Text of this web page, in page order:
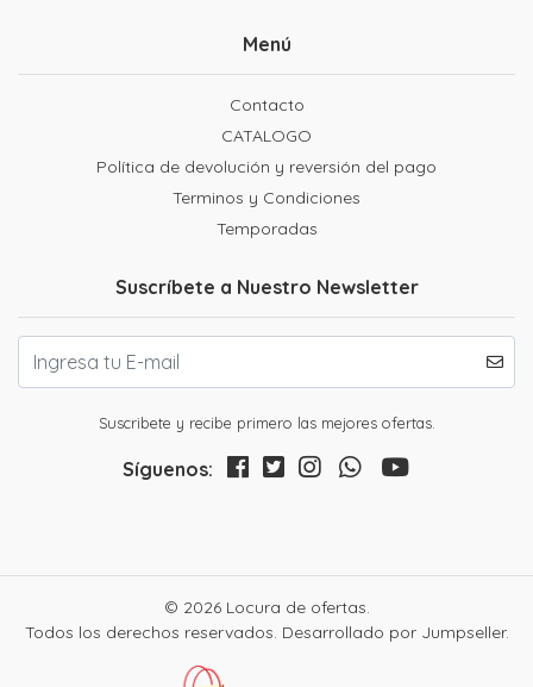
Menú
Contacto
CATALOGO
Política de devolución y reversión del pago
Terminos y Condiciones
Temporadas
Suscríbete a Nuestro Newsletter
Suscribete y recibe primero las mejores ofertas.
Síguenos:
© 2026 Locura de ofertas.
Todos los derechos reservados. Desarrollado por Jumpseller.